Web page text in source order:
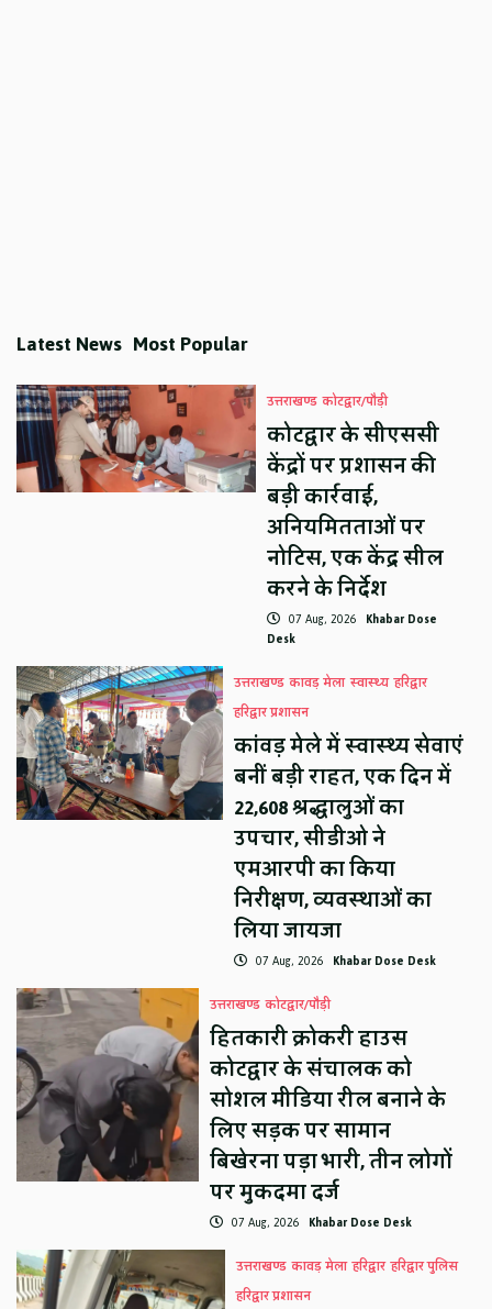
Latest News Most Popular
उत्तराखण्ड कोटद्वार/पौड़ी
कोटद्वार के सीएससी
केंद्रों पर प्रशासन की
बड़ी कार्रवाई,
अनियमितताओं पर
नोटिस, एक केंद्र सील
करने के निर्देश
07 Aug, 2026 Khabar Dose
Desk
उत्तराखण्ड कावड़ मेला स्वास्थ्य हरिद्वार
हरिद्वार प्रशासन
कांवड़ मेले में स्वास्थ्य सेवाएं
बनीं बड़ी राहत, एक दिन में
22,608 श्रद्धालुओं का
उपचार, सीडीओ ने
एमआरपी का किया
निरीक्षण, व्यवस्थाओं का
लिया जायजा
07 Aug, 2026 Khabar Dose Desk
उत्तराखण्ड कोटद्वार/पौड़ी
हितकारी क्रोकरी हाउस
कोटद्वार के संचालक को
सोशल मीडिया रील बनाने के
लिए सड़क पर सामान
बिखेरना पड़ा भारी, तीन लोगों
पर मुकदमा दर्ज
07 Aug, 2026 Khabar Dose Desk
उत्तराखण्ड कावड़ मेला हरिद्वार हरिद्वार पुलिस
हरिद्वार प्रशासन